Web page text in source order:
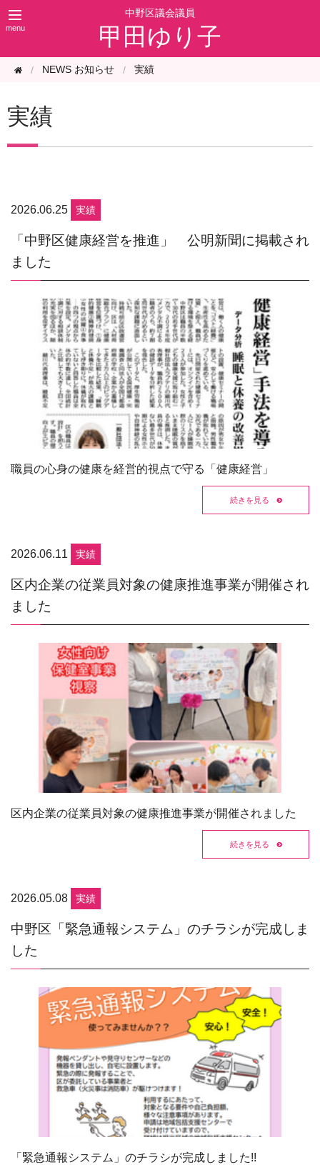
甲田ゆり子
NEWS お知らせ 実績
実績
2026.06.25 実績
「中野区健康経営を推進」 公明新聞に掲載され
ました
職員の心身の健康を経営的視点で守る「健康経営」
続きを見る
2026.06.11 実績
区内企業の従業員対象の健康推進事業が開催され
ました
区内企業の従業員対象の健康推進事業が開催されました
続きを見る
2026.05.08 実績
中野区「緊急通報システム」のチラシが完成しま
した
「緊急通報システム」のチラシが完成しました!!